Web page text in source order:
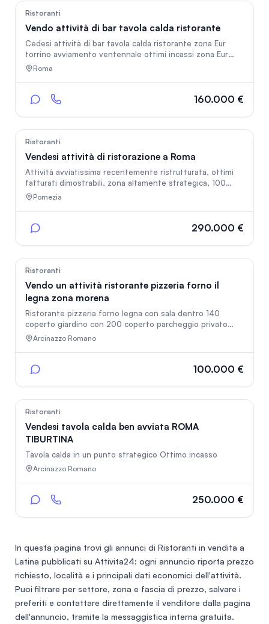
Ristoranti
Vendo attività di bar tavola calda ristorante
Cedesi attività di bar tavola calda ristorante zona Eur
torrino avviamento ventennale ottimi incassi zona Eur
RomaRoma
160.000 €
Ristoranti
Vendesi attività di ristorazione a Roma
Attività avviatissima recentemente ristrutturata, ottimi
fatturati dimostrabili, zona altamente strategica, 100
posti interni e 100 posti esterni
Pomezia
290.000 €
Ristoranti
Vendo un attività ristorante pizzeria forno il
legna zona morena
Ristorante pizzeria forno legna con sala dentro 140
coperto giardino con 200 coperto parcheggio privato
vendo per motivi saluti
Arcinazzo Romano
100.000 €
Ristoranti
Vendesi tavola calda ben avviata ROMA
TIBURTINA
Tavola calda in un punto strategico Ottimo incasso
Arcinazzo Romano
250.000 €
In questa pagina trovi gli annunci di Ristoranti in vendita a
Latina pubblicati su Attivita24: ogni annuncio riporta prezzo
richiesto, località e i principali dati economici dell'attività.
Puoi filtrare per settore, zona e fascia di prezzo, salvare i
preferiti e contattare direttamente il venditore dalla pagina
dell'annuncio, tramite la messaggistica interna gratuita.